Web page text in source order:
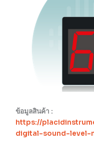
ข้อมูลสินค้า :
https://
digital-sound-level-